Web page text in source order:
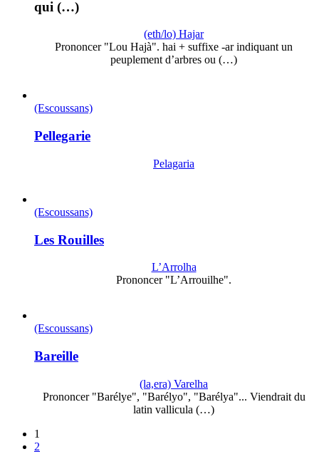
qui (…)
(eth/lo) Hajar
Prononcer "Lou Hajà". hai + suffixe -ar indiquant un
peuplement d’arbres ou (…)
(Escoussans)
Pellegarie
Pelagaria
(Escoussans)
Les Rouilles
L’Arrolha
Prononcer "L’Arrouilhe".
(Escoussans)
Bareille
(la,era) Varelha
Prononcer "Barélye", "Barélyo", "Barélya"... Viendrait du
latin vallicula (…)
1
2